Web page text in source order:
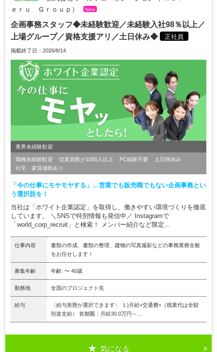
ｅｒｕ Ｇｒｏｕｐ）
New
企画事務スタッフ◆未経験歓迎／未経験入社98％以上／
上場グループ／資格支援アリ／土日休み◆
正社員
掲載終了日：2026/8/14
業界未経験歓迎
職種未経験歓迎 従業員数が1000人以上 PC経験不要
土日祝休み
社宅・家賃補助あり
「今の仕事にモヤモヤする」…営業でも販売職でもない企画事務とい
う選択肢を！
当社は「ホワイト企業認定」を取得し、働きやすい環境づくりを徹底
しています。 ＼SNSで特別情報も発信中／ Instagramで
「world_corp_recruit」と検索！ メンバー紹介など限定...
仕事内容
書類の作成、書類の整理、建物の写真撮影などの事務業務全般
をお任せします！
募集年齢 年齢: 〜 40歳
勤務地 全国のプロジェクト先
給与
〈給与形態が選択できます〉 １)月給+交通費+（残業代は全額
別途支給） 首都圏：月給30.0万円～...
気になる